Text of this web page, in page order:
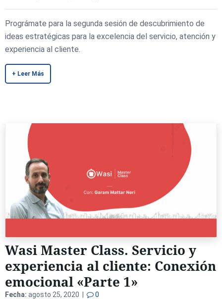
Prográmate para la segunda sesión de descubrimiento de
ideas estratégicas para la excelencia del servicio, atención y
experiencia al cliente.
+ Leer Más
Wasi Master Class. Servicio y
experiencia al cliente: Conexión
emocional «Parte 1»
Fecha: agosto 25, 2020 | 0